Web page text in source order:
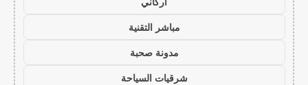
مباشر التقنية
مدونة صحبة
شرقيات السياحة